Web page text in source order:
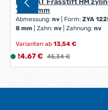
FORMAT Frässtift HM
12x25mm
Abmessung:nv Form:ZYA
8 mm
Zahn:nv Zahnung:nv
Varianten ab 13,54 €
Verkaufspreis:
L
i
f
24,67 € Regulärer Preis:
45,34 €